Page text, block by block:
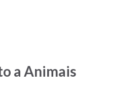
a Animais